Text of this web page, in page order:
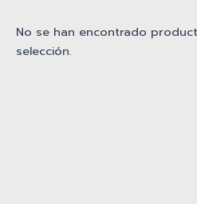
No se han encontrado
selección.